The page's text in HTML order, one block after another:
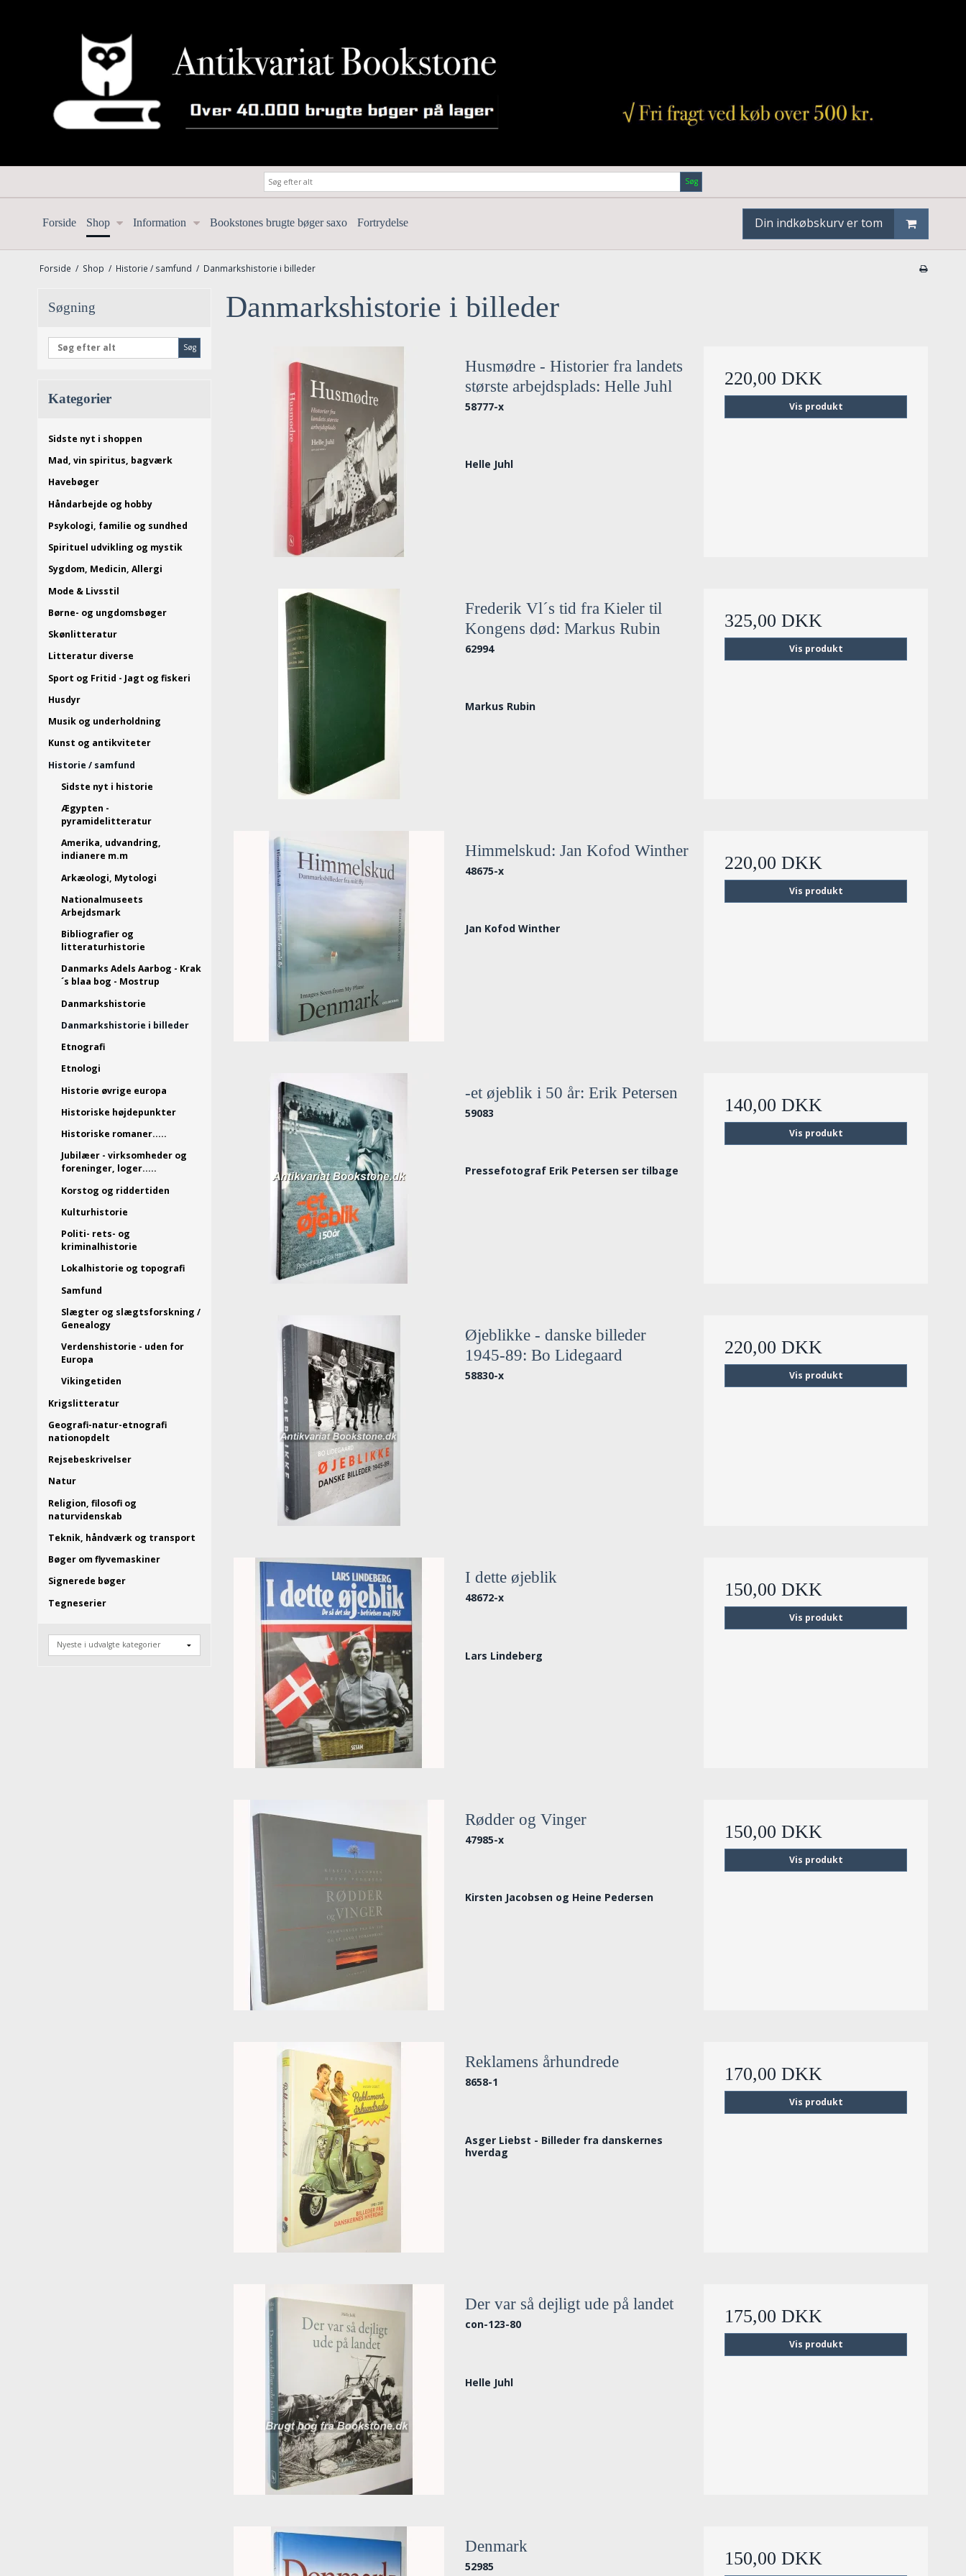
Søg
Forside Shop Information Bookstones brugte bøger saxo Fortrydelse Din indkøbskurv er tom
Forside / Shop / Historie / samfund / Danmarkshistorie i billeder
Søgning
Søg
Kategorier
Sidste nyt i shoppen
Mad, vin spiritus, bagværk
Havebøger
Håndarbejde og hobby
Psykologi, familie og sundhed
Spirituel udvikling og mystik
Sygdom, Medicin, Allergi
Mode & Livsstil
Børne- og ungdomsbøger
Skønlitteratur
Litteratur diverse
Sport og Fritid - Jagt og fiskeri
Husdyr
Musik og underholdning
Kunst og antikviteter
Historie / samfund
Sidste nyt i historie
Ægypten -
pyramidelitteratur
Amerika, udvandring,
indianere m.m
Arkæologi, Mytologi
Nationalmuseets
Arbejdsmark
Bibliografier og
litteraturhistorie
Danmarks Adels Aarbog - Krak
´s blaa bog - Mostrup
Danmarkshistorie
Danmarkshistorie i billeder
Etnografi
Etnologi
Historie øvrige europa
Historiske højdepunkter
Historiske romaner.....
Jubilæer - virksomheder og
foreninger, loger.....
Korstog og riddertiden
Kulturhistorie
Politi- rets- og
kriminalhistorie
Lokalhistorie og topografi
Samfund
Slægter og slægtsforskning /
Genealogy
Verdenshistorie - uden for
Europa
Vikingetiden
Krigslitteratur
Geografi-natur-etnografi
nationopdelt
Rejsebeskrivelser
Natur
Religion, filosofi og
naturvidenskab
Teknik, håndværk og transport
Bøger om flyvemaskiner
Signerede bøger
Tegneserier
Danmarkshistorie i billeder
Husmødre - Historier fra landets
største arbejdsplads: Helle Juhl
58777-x
Helle Juhl
220,00 DKK
Vis produkt
Frederik Vl´s tid fra Kieler til
Kongens død: Markus Rubin
62994
Markus Rubin
325,00 DKK
Vis produkt
Himmelskud: Jan Kofod Winther
48675-x
Jan Kofod Winther
220,00 DKK
Vis produkt
-et øjeblik i 50 år: Erik Petersen
59083
Pressefotograf Erik Petersen ser tilbage
140,00 DKK
Vis produkt
Øjeblikke - danske billeder
1945-89: Bo Lidegaard
58830-x
220,00 DKK
Vis produkt
I dette øjeblik
48672-x
Lars Lindeberg
150,00 DKK
Vis produkt
Rødder og Vinger
47985-x
Kirsten Jacobsen og Heine Pedersen
150,00 DKK
Vis produkt
Reklamens århundrede
8658-1
Asger Liebst - Billeder fra danskernes
hverdag
170,00 DKK
Vis produkt
Der var så dejligt ude på landet
con-123-80
Helle Juhl
175,00 DKK
Vis produkt
Denmark
52985 150,00 DKK